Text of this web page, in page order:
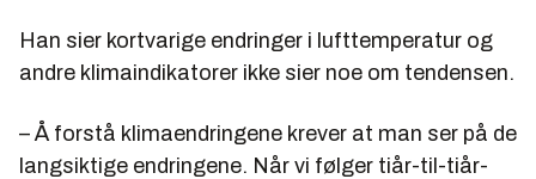
Han sier kortvarige endringer i lufttemperatur og
andre klimaindikatorer ikke sier noe om tendensen.
– Å forstå klimaendringene krever at man ser på de
langsiktige endringene. Når vi følger tiår-til-tiår-